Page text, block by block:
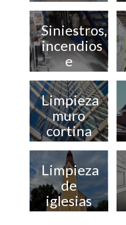
Siniestros,
incendios
e
inundaciones
Limpieza
muro
cortina
Limpieza
de
iglesias